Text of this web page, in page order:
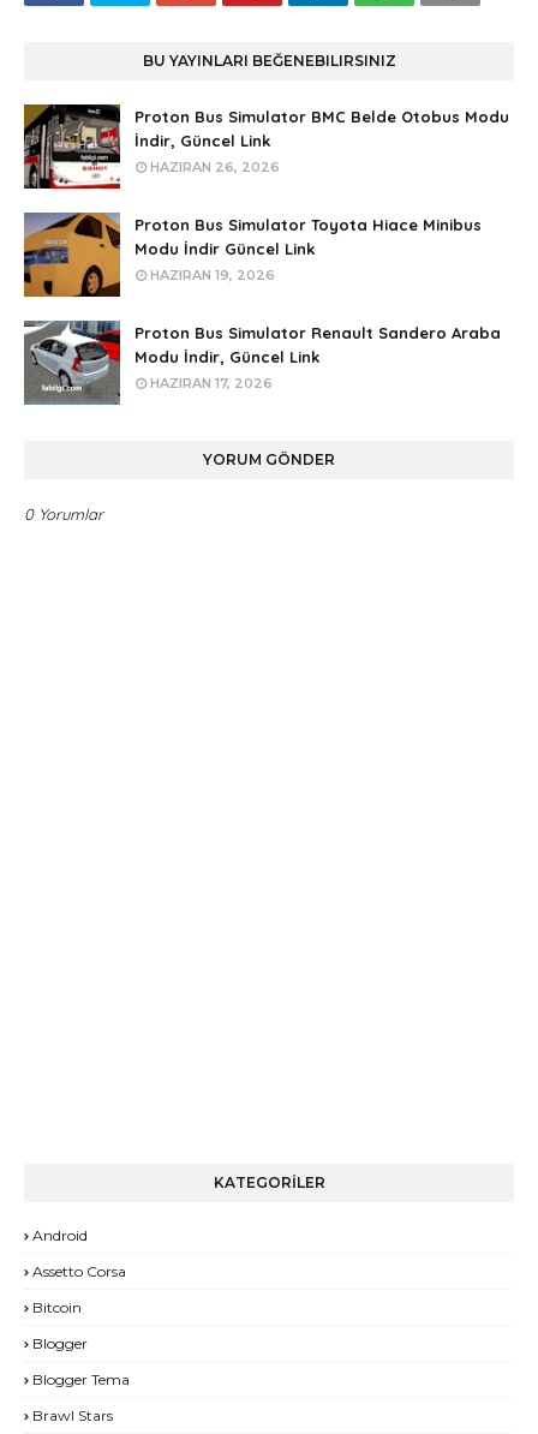
BU YAYINLARI BEĞENEBILIRSINIZ
Proton Bus Simulator BMC Belde Otobus Modu
İndir, Güncel Link
HAZIRAN 26, 2026
Proton Bus Simulator Toyota Hiace Minibus
Modu İndir Güncel Link
HAZIRAN 19, 2026
Proton Bus Simulator Renault Sandero Araba
Modu İndir, Güncel Link
HAZIRAN 17, 2026
YORUM GÖNDER
0 Yorumlar
KATEGORİLER
Android
Assetto Corsa
Bitcoin
Blogger
Blogger Tema
Brawl Stars